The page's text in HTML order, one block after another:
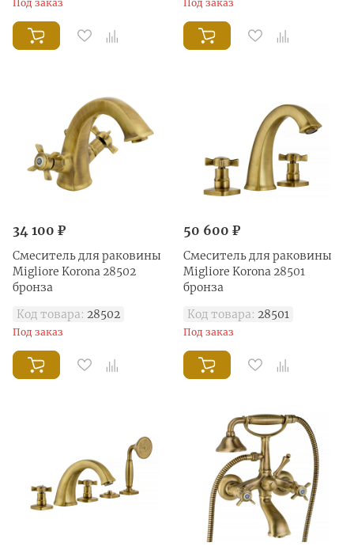
Под заказ Под заказ
34 100 ₽
Смеситель для раковины
Migliore Korona 28502
бронза
Код товара: 28502
Под заказ
50 600 ₽
Смеситель для раковины
Migliore Korona 28501
бронза
Код товара: 28501
Под заказ